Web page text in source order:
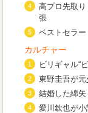
特集2 東京
4
高プロ先取
張
5 ベストセラ
カルチャー
1 ビリギャル“
2 東野圭吾が
3 結婚した綿
4 愛川欽也が